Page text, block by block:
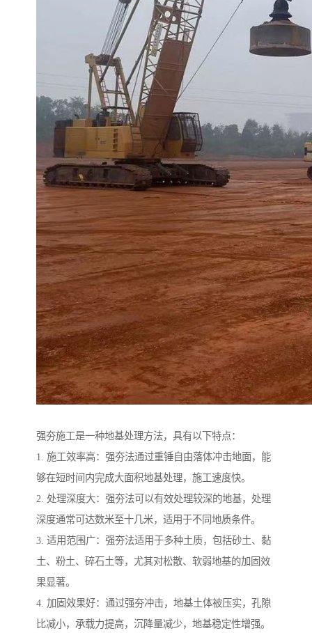
强夯施工是一种地基处理方法，具有以下特点：
1. 施工效率高：强夯法通过重锤自由落体冲击地面，能
够在短时间内完成大面积地基处理，施工速度快。
2. 处理深度大：强夯法可以有效处理较深的地基，处理
深度通常可达数米至十几米，适用于不同地质条件。
3. 适用范围广：强夯法适用于多种土质，包括砂土、黏
土、粉土、碎石土等，尤其对松散、软弱地基的加固效
果显著。
4. 加固效果好：通过强夯冲击，地基土体被压实，孔隙
比减小，承载力提高，沉降量减少，地基稳定性增强。